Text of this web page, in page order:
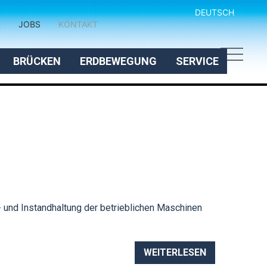
DEUTSCH
JOBS KONTAKT
BRÜCKEN ERDBEWEGUNG SERVICE
Instandhaltung der betrieblichen Maschinen
WEITERLESEN